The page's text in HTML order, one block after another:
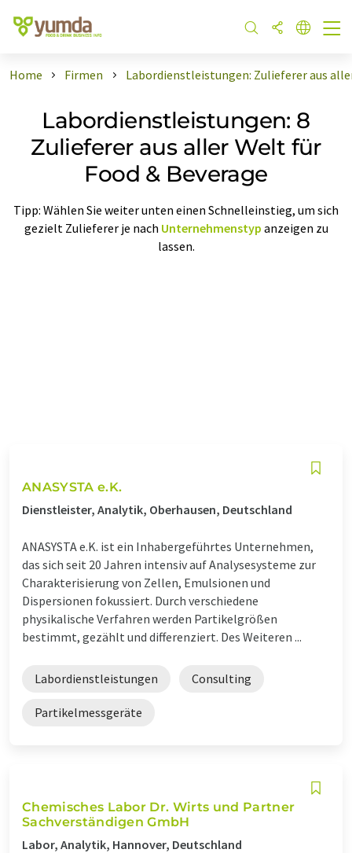
Home Firmen Labordienstleistungen: Zulieferer aus
Labordienstleistungen: 8
Zulieferer aus aller Welt für
Food & Beverage
Tipp: Wählen Sie weiter unten einen Schnelleinstieg, um sich
gezielt Zulieferer je nach Unternehmenstyp anzeigen zu
lassen.
ANASYSTA e.K.
Dienstleister, Analytik, Oberhausen, Deutschland
ANASYSTA e.K. ist ein Inhabergeführtes Unternehmen,
das sich seit 20 Jahren intensiv auf Analysesysteme zur
Charakterisierung von Zellen, Emulsionen und
Dispersionen fokussiert. Durch verschiedene
physikalische Verfahren werden Partikelgrößen
bestimmt, gezählt und differenziert. Des Weiteren ...
Labordienstleistungen Consulting
Partikelmessgeräte
Chemisches Labor Dr. Wirts und Partner
Sachverständigen GmbH
Labor, Analytik, Hannover, Deutschland